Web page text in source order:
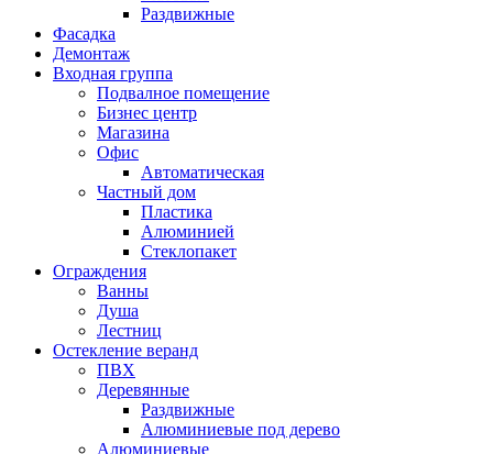
Раздвижные
Фасадка
Демонтаж
Входная группа
Подвалное помещение
Бизнес центр
Магазина
Офис
Автоматическая
Частный дом
Пластика
Алюминией
Стеклопакет
Ограждения
Ванны
Душа
Лестниц
Остекление веранд
ПВХ
Деревянные
Раздвижные
Алюминиевые под дерево
Алюминиевые